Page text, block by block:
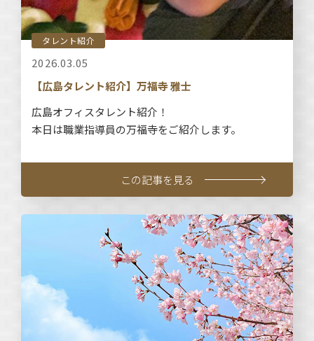
タレント紹介
2026.03.05
【広島タレント紹介】万福寺 雅士
広島オフィスタレント紹介！
本日は職業指導員の万福寺をご紹介します。
この記事を見る